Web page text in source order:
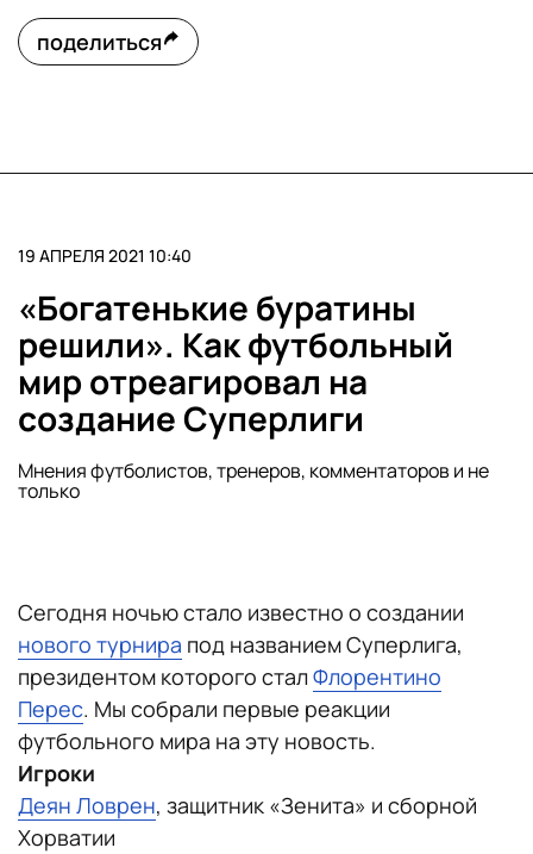
поделиться
19 АПРЕЛЯ 2021 10:40
«Богатенькие буратины
решили». Как футбольный
мир отреагировал на
создание Суперлиги
Мнения футболистов, тренеров, комментаторов и не
только
Сегодня ночью стало известно о создании
нового турнира под названием Суперлига,
президентом которого сталФлорентино
Перес. Мы собрали первые реакции
футбольного мира на эту новость.
Игроки
Деян Ловрен, защитник «Зенита» и сборной
Хорватии